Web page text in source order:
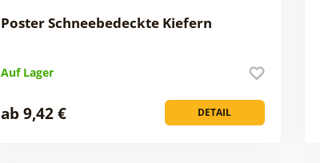
Poster Schneebedeckte Kiefern
Auf Lager
DETAIL
ab 9,42 €